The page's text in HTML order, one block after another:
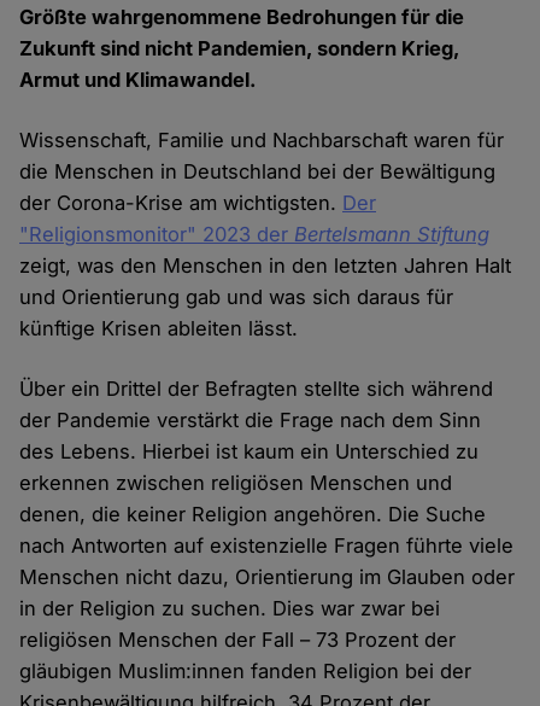
Größte wahrgenommene Bedrohungen für die
Zukunft sind nicht Pandemien, sondern Krieg,
Armut und Klimawandel.
Wissenschaft, Familie und Nachbarschaft waren für
die Menschen in Deutschland bei der Bewältigung
der Corona-Krise am wichtigsten. Der
"Religionsmonitor" 2023 der Bertelsmann Stiftung
zeigt, was den Menschen in den letzten Jahren Halt
und Orientierung gab und was sich daraus für
künftige Krisen ableiten lässt.
Über ein Drittel der Befragten stellte sich während
der Pandemie verstärkt die Frage nach dem Sinn
des Lebens. Hierbei ist kaum ein Unterschied zu
erkennen zwischen religiösen Menschen und
denen, die keiner Religion angehören. Die Suche
nach Antworten auf existenzielle Fragen führte viele
Menschen nicht dazu, Orientierung im Glauben oder
in der Religion zu suchen. Dies war zwar bei
religiösen Menschen der Fall – 73 Prozent der
gläubigen Muslim:innen fanden Religion bei der